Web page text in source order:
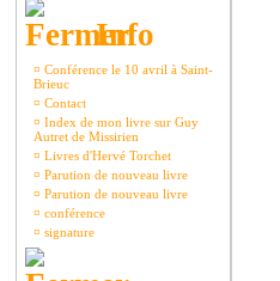
Info
¤ Conférence le 10 avril à Saint-
Brieuc
¤ Contact
¤ Index de mon livre sur Guy
Autret de Missirien
¤ Livres d'Hervé Torchet
¤ Parution de nouveau livre
¤ Parution de nouveau livre
¤ conférence
¤ signature